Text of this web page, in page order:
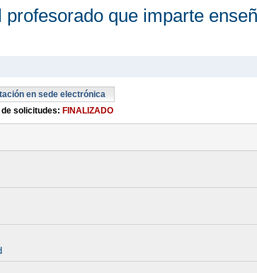
que imparte
en sede electrónica
solicitudes: FINALIZADO